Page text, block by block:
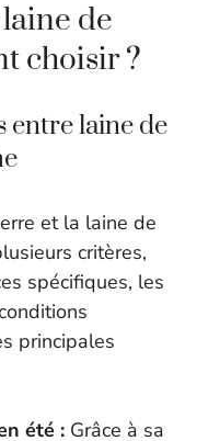
de
choisir ?
entre laine de
et la laine de
critères,
spécifiques, les
principales
été : Grâce à sa